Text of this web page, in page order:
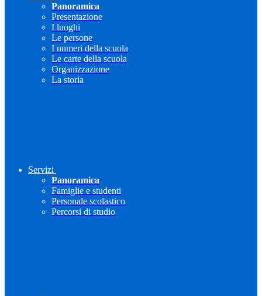
Panoramica
Presentazione
I luoghi
Le persone
I numeri della scuola
Le carte della scuola
Organizzazione
La storia
Servizi
Panoramica
Famiglie e studenti
Personale scolastico
Percorsi di studio